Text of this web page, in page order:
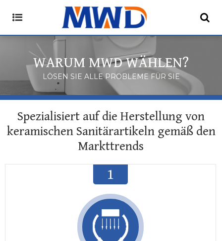
WARUM MWD WÄHLEN?
LÖSEN SIE ALLE PROBLEME FÜR SIE
Spezialisiert auf die Herstellung von
keramischen Sanitärartikeln gemäß den
Markttrends
1